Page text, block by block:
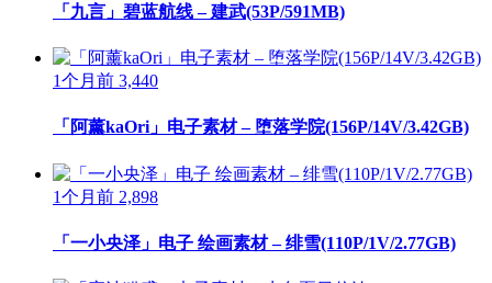
「九言」碧蓝航线 – 建武(53P/591MB)
1个月前 3,440
「阿薰kaOri」电子素材 – 堕落学院(156P/14V/3.42GB)
1个月前 2,898
「一小央泽」电子 绘画素材 – 绯雪(110P/1V/2.77GB)